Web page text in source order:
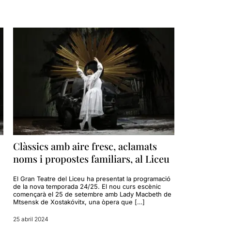
Clàssics amb aire fresc, aclamats
noms i propostes familiars, al Liceu
El Gran Teatre del Liceu ha presentat la programació
de la nova temporada 24/25. El nou curs escènic
començarà el 25 de setembre amb Lady Macbeth de
Mtsensk de Xostakóvitx, una òpera que […]
25 abril 2024